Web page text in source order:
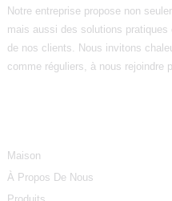
Notre entreprise propose non
mais aussi des solutions
de nos clients. Nous invitons
comme réguliers, à nous rejoindre
Maison
À Propos De Nous